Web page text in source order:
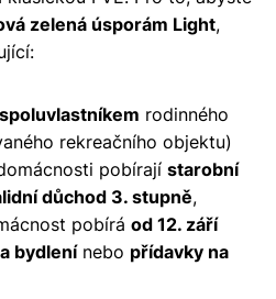
zelená úsporám Light,
rodinného
rekreačního objektu)
pobírají starobní
důchod 3. stupně,
pobírá od 12. září
bydlenínebo přídavky na